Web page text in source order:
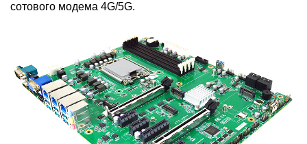
сотового модема 4G/5G.